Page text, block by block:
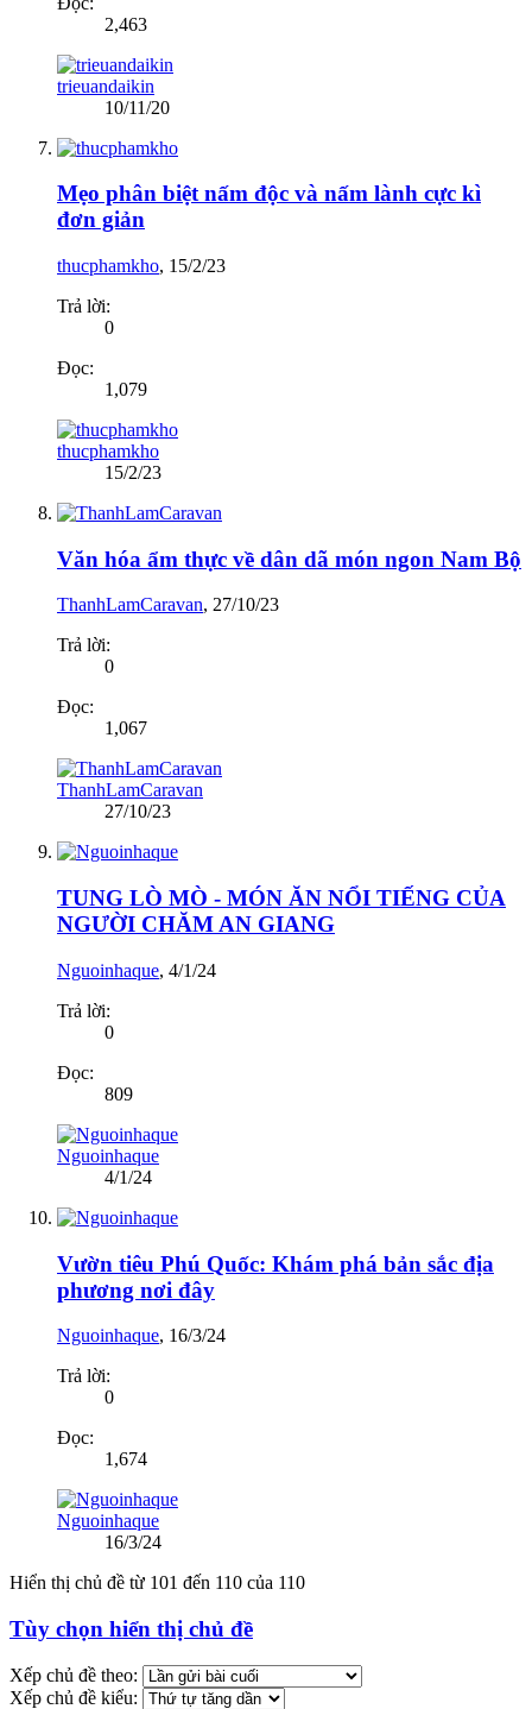
2,463
trieuandaikin
10/11/20
Mẹo phân biệt nấm độc và nấm lành cực kì
đơn giản
thucphamkho, 15/2/23
Trả lời:
0
Đọc:
1,079
thucphamkho
15/2/23
Văn hóa ẩm thực về dân dã món ngon Nam Bộ
ThanhLamCaravan, 27/10/23
Trả lời:
0
Đọc:
1,067
ThanhLamCaravan
27/10/23
TUNG LÒ MÒ - MÓN ĂN NỔI TIẾNG CỦA
NGƯỜI CHĂM AN GIANG
Nguoinhaque, 4/1/24
Trả lời:
0
Đọc:
809
Nguoinhaque
4/1/24
Vườn tiêu Phú Quốc: Khám phá bản sắc địa
phương nơi đây
Nguoinhaque, 16/3/24
Trả lời:
0
Đọc:
1,674
Nguoinhaque
16/3/24
Hiển thị chủ đề từ 101 đến 110 của 110
Tùy chọn hiển thị chủ đề
Xếp chủ đề theo:
Xếp chủ đề kiểu: